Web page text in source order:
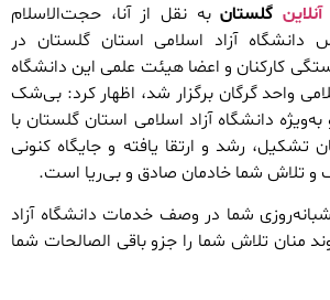
گلستانبه نقل از آنا، حجت‌الاسلام
آزاد اسلامی استان گلستان در
کارکنان و اعضا هیئت علمی این دانشگاه
واحد گرگان برگزار شد، اظهار کرد: بی‌شک
به‌ویژه دانشگاه آزاد اسلامی استان گلستان با
رشد و ارتقا یافته و جایگاه کنونی
و تلاش شما خادمان صادق و بی‌ریا است.
شما در وصف خدمات دانشگاه آزاد
منان تلاش شما را جزو باقی الصالحات شما